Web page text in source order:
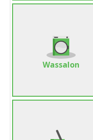
Wassalon